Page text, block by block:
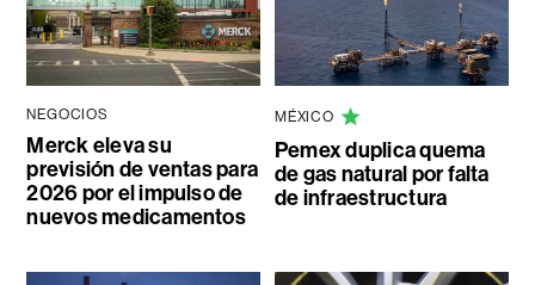
NEGOCIOS
Merck eleva su
previsión de ventas para
2026 por el impulso de
nuevos medicamentos
MÉXICO
Pemex duplica quema
de gas natural por falta
de infraestructura